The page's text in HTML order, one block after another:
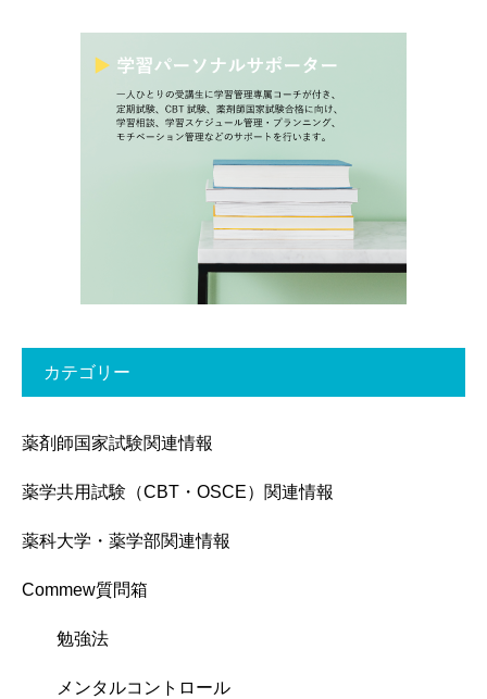
カテゴリー
薬剤師国家試験関連情報
薬学共用試験（CBT・OSCE）関連情報
薬科大学・薬学部関連情報
Commew質問箱
勉強法
メンタルコントロール